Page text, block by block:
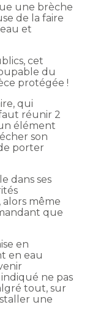
une brèche
de la faire
et
cet
du
protégée !
qui
réunir 2
élément
son
porter
dans ses
même
que
en
en eau
ne pas
tout, sur
une